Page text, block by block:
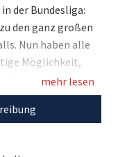
der Bundesliga:
den ganz großen
Nun haben alle
Möglichkeit,
Klostermann
Union Berlin
zu ersteigern.
mehr lesen